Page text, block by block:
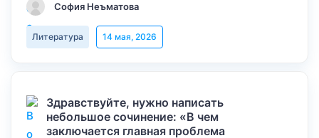
София Неъматова
Литература 14 мая, 2026
Здравствуйте, нужно написать
небольшое сочинение: «В чем
заключается главная проблема